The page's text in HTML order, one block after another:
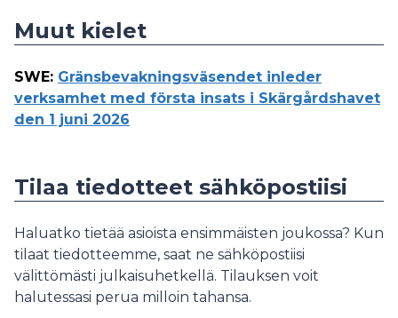
Muut kielet
SWE: Gränsbevakningsväsendet inleder
verksamhet med första insats i Skärgårdshavet
den 1 juni 2026
Tilaa tiedotteet sähköpostiisi
Haluatko tietää asioista ensimmäisten joukossa? Kun
tilaat tiedotteemme, saat ne sähköpostiisi
välittömästi julkaisuhetkellä. Tilauksen voit
halutessasi perua milloin tahansa.